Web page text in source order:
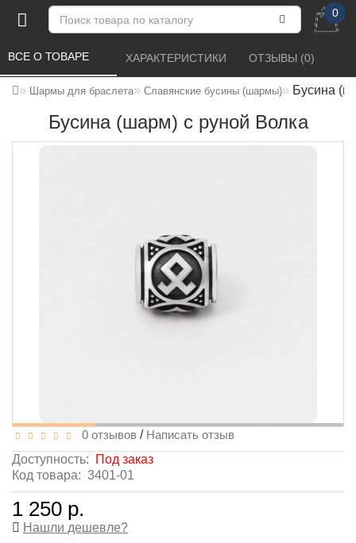
0
Шармы для браслета Славянские бусины (шармы) Бусина
Бусина (шарм) с руной Волка
ВСЕ О ТОВАРЕ ХАРАКТЕРИСТИКИ ОТЗЫВЫ (0)
0 отзывов / Написать отзыв
Доступность:
Под заказ
Код товара: 3401-01
1 250 р.
Нашли дешевле?